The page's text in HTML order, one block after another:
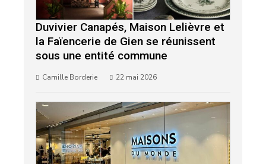
Duvivier Canapés, Maison Lelièvre et
la Faïencerie de Gien se réunissent
sous une entité commune
Camille Borderie 22 mai 2026